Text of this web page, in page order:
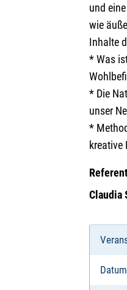
und
wie
Inhalte
* Was
* Die
unser
*
kreative
Claudia
Datum